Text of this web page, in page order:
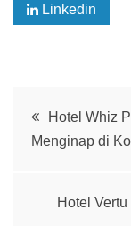
Linkedin
PostHotel Whiz
Menginap di
Hotel